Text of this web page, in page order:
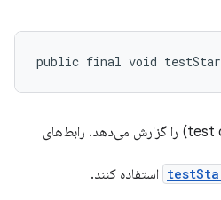
public final void
شروع یک مورد آزمایشی (test case) را گزارش می‌دهد. رابط‌های
استفاده کنند.